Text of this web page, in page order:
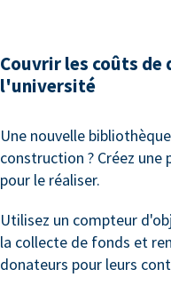
Couvrir les coûts de
l'université
Une nouvelle
construction ? Créez
pour le réaliser.
Utilisez un compteur
la collecte de fonds et
donateurs pour leurs